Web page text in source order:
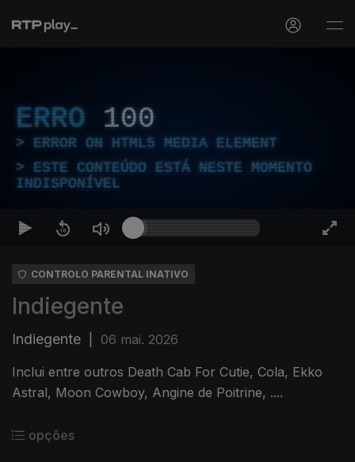
ERRO 100
ERROR ON HTML5 MEDIA ELEMENT
ESTE CONTEÚDO ESTÁ NESTE MOMENTO
INDISPONÍVEL
CONTROLO PARENTAL INATIVO
Indiegente
Indiegente 06 mai. 2026
Inclui entre outros Death Cab For Cutie, Cola, Ekko
Astral, Moon Cowboy, Angine de Poitrine, ....
opções